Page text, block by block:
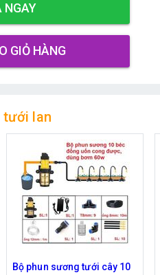
NGAY
GIỎ HÀNG
tưới lan
Bộ phun sương tưới cây 15